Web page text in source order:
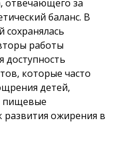
отвечающего за
баланс. В
сохранялась
работы
доступность
которые часто
детей,
пищевые
ожирения в